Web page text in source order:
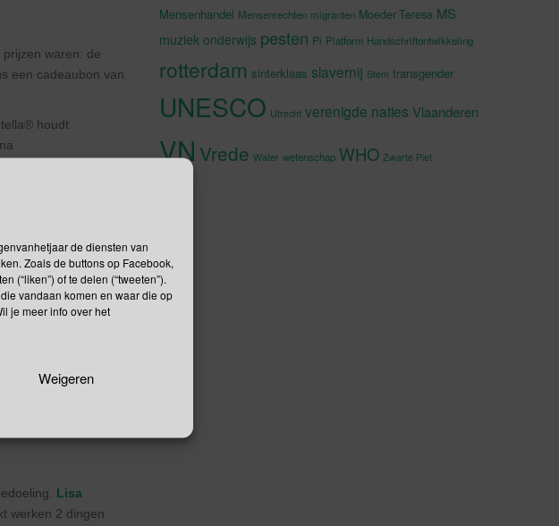
de diensten van
Zoals de buttons op Facebook,
(“liken”) of te delen (“tweeten”).
vandaan komen en waar die op
je meer info over het
Weigeren
prijzen waren: de
een cadeaubon van
houdt
meedoen.
suggesties hoe
worden van hoe
bespaart 6 %
een warme trui
en Instagram.
Lisa
werken 2 dingen
Mensenhandel Mensenrechten migranten Moeder Teresa MS
muziek onderwijs pesten Pi Platform Handschriftontwikkeling
rotterdam sinterklaas slavernij Stem transgender
UNESCO Utrecht verenigde naties Vlaanderen
VN Vrede Water wetenschap WHO Zwarte Piet